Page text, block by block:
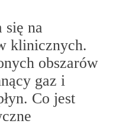
się na
klinicznych.
obszarów
gaz i
Co jest